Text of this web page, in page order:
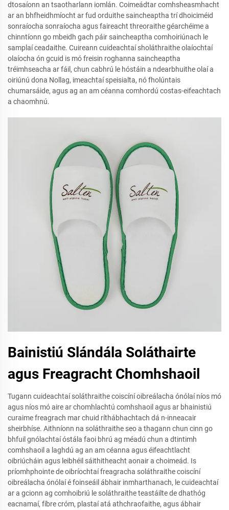
dtosaíonn an tsaotharlann iomlán. Coimeádtar comhsheasmhacht
ar an bhfheidhmíocht ar fud orduithe saincheaptha trí dhoiciméid
sonraíocha sonraíocha agus faireacht threoraithe géarchéime a
chinntíonn go mbeidh gach páir saincheaptha comhoiriúnach le
samplaí ceadaithe. Cuireann cuideachtaí sholáthraithe olaíochtaí
olaíocha ón gcuid is mó freisin roghanna saincheaptha
tréimhseacha ar fáil, chun cabhrú le hóstáin a ndearbhuithe olaí a
oiriúnú dona Nollag, imeachtaí speisialta, nó fholúntais
chumarsáide, agus ag an am céanna comhordú costas-eifeachtach
a chaomhnú.
Bainistiú Slándála Soláthairte
agus Freagracht Chomhshaoil
Tugann cuideachtaí soláthraithe coiscíní oibreálacha ónólaí níos mó
agus níos mó aire ar chomhlachtú comhshaoil agus ar bhainistiú
curaime freagrach mar chuid ríthábhachtach dá n-inneacair
sheirbhíse. Aithníonn na soláthraithe seo a thagann chun cinn go
bhfuil gnólachtaí óstála faoi bhrú ag méadú chun a dtintimh
comhshaoil a laghdú ag an am céanna agus éifeachtlacht
oibriúcháin agus leibhéil sáithitheacht aonair a choimeád. Is
príomhphointe de oibríochtaí freagracha soláthraithe coiscíní
oibreálacha ónólaí é foinseáil ábhair inmharthanach, le cuideachtaí
ar a gcionn ag comhoibriú le soláthraithe teastáilte de dhathóg
eacnamaí, fíbre cróm, plastaí atá athchraofaithe, agus ábhair